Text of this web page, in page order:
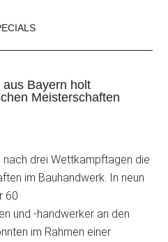
Bayern holt
Meisterschaften
drei Wettkampftagen die
im Bauhandwerk. In neun
60
und -handwerker an den
im Rahmen einer